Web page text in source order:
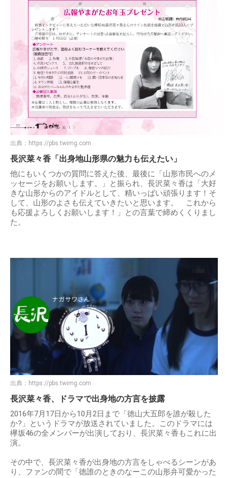
出典： https://pbs.twimg.com
長沢菜々香「出身地山形県の魅力も伝えたい」
他にもいくつかの質問に答えた後、最後に「山形市民へのメ
ッセージをお願いします。」と振られ、長沢菜々香は「大好
きな山形からのアイドルとして、精いっぱい頑張ります！そ
して、山形のよさも伝えていきたいと思います。 これから
も応援よろしくお願いします！」との言葉で締めくくりまし
た。
出典： https://pbs.twimg.com
長沢菜々香、ドラマで出身地の方言を披露
2016年7月17日から10月2日まで「徳山大五郎を誰が殺した
か?」というドラマが放送されていました。このドラマには
欅坂46の全メンバーが出演しており、長沢菜々香もこれに出
演。
その中で、長沢菜々香が出身地の方言をしゃべるシーンがあ
り、ファンの間で「徳誰のときのなーこの山形弁可愛かった